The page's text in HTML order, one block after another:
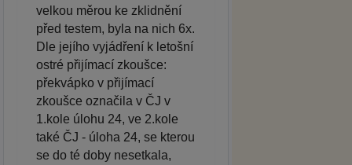
velkou měrou ke zklidnění
před testem, byla na nich 6x.
Dle jejího vyjádření k letošní
ostré přijímací zkoušce:
překvápko v přijímací
zkoušce označila v ČJ v
1.kole úlohu 24, ve 2.kole
také ČJ - úloha 24, se kterou
se do té doby nesetkala,